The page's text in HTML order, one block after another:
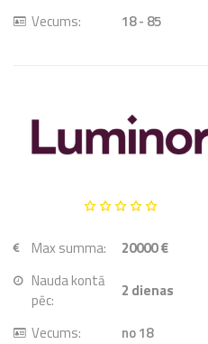
Vecums: 18 - 85
Max summa:
20000 €
Nauda kontā
pēc:
2 dienas
Vecums: no 18